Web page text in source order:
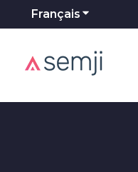
Français Afficher